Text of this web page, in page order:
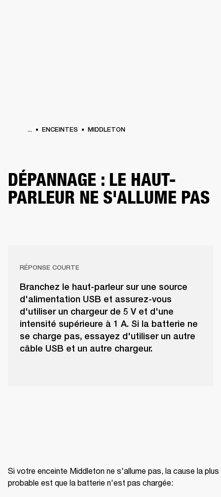
... ENCEINTES MIDDLETON
DÉPANNAGE : LE HAUT-
PARLEUR NE S'ALLUME PAS
RÉPONSE COURTE
Branchez le haut-parleur sur une source
d'alimentation USB et assurez-vous
d'utiliser un chargeur de 5 V et d'une
intensité supérieure à 1 A. Si la batterie ne
se charge pas, essayez d'utiliser un autre
câble USB et un autre chargeur.
Si votre enceinte Middleton ne s'allume pas, la cause la plus
probable est que la batterie n'est pas chargée: